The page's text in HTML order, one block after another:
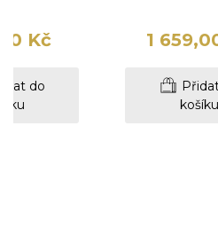
Kč
do
1
košíku